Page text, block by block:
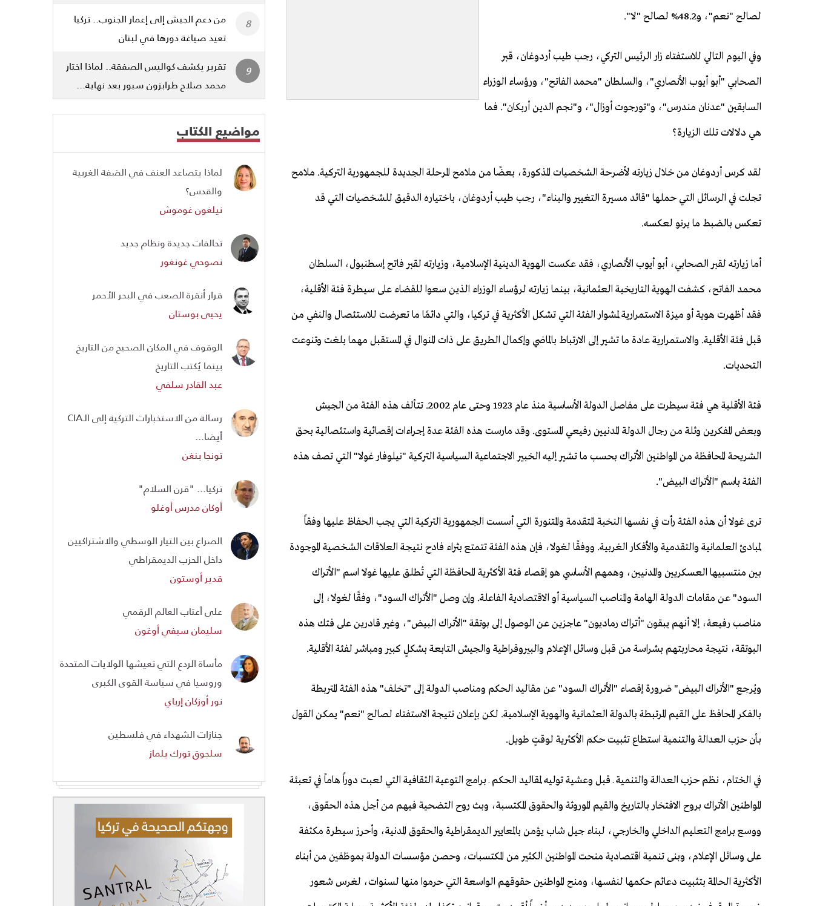
لصالح "نعم"، و48.2% لصالح "لا".
وفي اليوم التالي للاستفتاء زار الرئيس التركي، رجب طيب أردوغان، قبر
الصحابي "أبو أيوب الأنصاري"، والسلطان "محمد الفاتح"، ورؤساء الوزراء
السابقين "عدنان مندرس"، و"تورجوت أوزال"، و"نجم الدين أربكان". فما
هي دلالات تلك الزيارة؟
لقد كرس أردوغان من خلال زيارته لأضرحة الشخصيات المذكورة، بعضًا من ملامح المرحلة الجديدة للجمهورية التركية. ملامح
تجلت في الرسائل التي حملها "قائد مسيرة التغيير والبناء"، رجب طيب أردوغان، باختياره الدقيق للشخصيات التي قد
تعكس بالضبط ما يرنو لعكسه.
أما زيارته لقبر الصحابي، أبو أيوب الأنصاري، فقد عكست الهوية الدينية الإسلامية، وزيارته لقبر فاتح إسطنبول، السلطان
محمد الفاتح، كشفت الهوية التاريخية العثمانية، بينما زيارته لرؤساء الوزراء الذين سعوا للقضاء على سيطرة فئة الأقلية،
فقد أظهرت هوية أو ميزة الاستمرارية لمشوار الفئة التي تشكل الأكثرية في تركيا، والتي دائمًا ما تعرضت للاستئصال والنفي من
قبل فئة الأقلية. والاستمرارية عادة ما تشير إلى الارتباط بالماضي وإكمال الطريق على ذات المنوال في المستقبل مهما بلغت وتنوعت
التحديات.
فئة الأقلية هي فئة سيطرت على مفاصل الدولة الأساسية منذ عام 1923 وحتى عام 2002. تتألف هذه الفئة من الجيش
وبعض المفكرين وثلة من رجال الدولة المدنيين رفيعي المستوى. وقد مارست هذه الفئة عدة إجراءات إقصائية واستئصالية بحق
الشريحة المحافظة من المواطنين الأتراك بحسب ما تشير إليه الخبير الاجتماعية السياسية التركية "نيلوفار غولا" التي تصف هذه
الفئة باسم "الأتراك البيض".
ترى غولا أن هذه الفئة رأت في نفسها النخبة المتقدمة والمتنورة التي أسست الجمهورية التركية التي يجب الحفاظ عليها وفقاً
لمبادئ العلمانية والتقدمية والأفكار الغربية. ووفقًا لغولا، فإن هذه الفئة تتمتع بثراء فادح نتيجة العلاقات الشخصية الموجودة
بين منتسبيها العسكريين والمدنيين، وهمهم الأساسي هو إقصاء فئة الأكثرية المحافظة التي تُطلق عليها غولا اسم "الأتراك
السود" عن مقامات الدولة الهامة والمناصب السياسية أو الاقتصادية الفاعلة. وإن وصل "الأتراك السود"، وفقًا لغولا، إلى
مناصب رفيعة، إلا أنهم يبقون "أتراك رماديون" عاجزين عن الوصول إلى بوتقة "الأتراك البيض"، وغير قادرين على فتك هذه
البوتقة، نتيجة محاربتهم بشراسة من قبل وسائل الإعلام والبيروقراطية والجيش التابعة بشكلٍ كبير ومباشر لفئة الأقلية.
ويُرجع "الأتراك البيض" ضرورة إقصاء "الأتراك السود" عن مقاليد الحكم ومناصب الدولة إلى "تخلف" هذه الفئة المتربطة
بالفكر المحافظ على القيم المرتبطة بالدولة العثمانية والهوية الإسلامية. لكن بإعلان نتيجة الاستفتاء لصالح "نعم" يمكن القول
بأن حزب العدالة والتنمية استطاع تثبيت حكم الأكثرية لوقتٍ طويل.
في الختام، نظم حزب العدالة والتنمية ـ قبل وعشية توليه لمقاليد الحكم ـ برامج التوعية الثقافية التي لعبت دوراً هاماً في تعبئة
المواطنين الأتراك بروح الافتخار بالتاريخ والقيم الموروثة والحقوق المكتسبة، وبث روح التضحية فيهم من أجل هذه الحقوق،
ووسع برامج التعليم الداخلي والخارجي، لبناء جيل شاب يؤمن بالمعايير الديمقراطية والحقوق المدنية، وأحرز سيطرة مكثفة
على وسائل الإعلام، وبنى تنمية اقتصادية منحت المواطنين الكثير من المكتسبات، وحصن مؤسسات الدولة بموظفين من أبناء
الأكثرية الحالمة بتثبيت دعائم حكمها لنفسها، ومنح المواطنين حقوقهم الواسعة التي حرموا منها لسنوات، لغرس شعور
من دعم الجيش إلى إعمار الجنوب.. تركيا
تعيد صياغة دورها في لبنان
تقرير يكشف كواليس الصفقة.. لماذا اختار
محمد صلاح طرابزون سبور بعد نهاية...
مواضيع الكتاب
لماذا يتصاعد العنف في الضفة الغربية
والقدس؟
نيلغون غوموش
تحالفات جديدة ونظام جديد
نصوحي غونغور
قرار أنقرة الصعب في البحر الأحمر
يحيى بوستان
الوقوف في المكان الصحيح من التاريخ
بينما يُكتب التاريخ
عبد القادر سلفي
رسالة من الاستخبارات التركية إلى الـCIA
أيضا...
تونجا بنغن
تركيا... "قرن السلام"
أوكان مدرس أوغلو
الصراع بين التيار الوسطي والاشتراكيين
داخل الحزب الديمقراطي
قدير أوستون
على أعتاب العالم الرقمي
سليمان سيفي أوغون
مأساة الردع التي تعيشها الولايات المتحدة
وروسيا في سياسة القوى الكبرى
نور أوزكان إرباي
جنازات الشهداء في فلسطين
سلجوق تورك يلماز